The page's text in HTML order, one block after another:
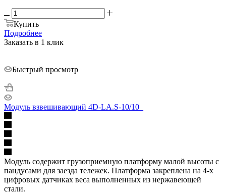
Купить
Подробнее
Заказать в 1 клик
Быстрый просмотр
Модуль взвешивающий 4D-LA.S-10/10_
Модуль содержит грузоприемную платформу малой высоты с
пандусами для заезда тележек. Платформа закреплена на 4-х
цифровых датчиках веса выполненных из нержавеющей
стали.